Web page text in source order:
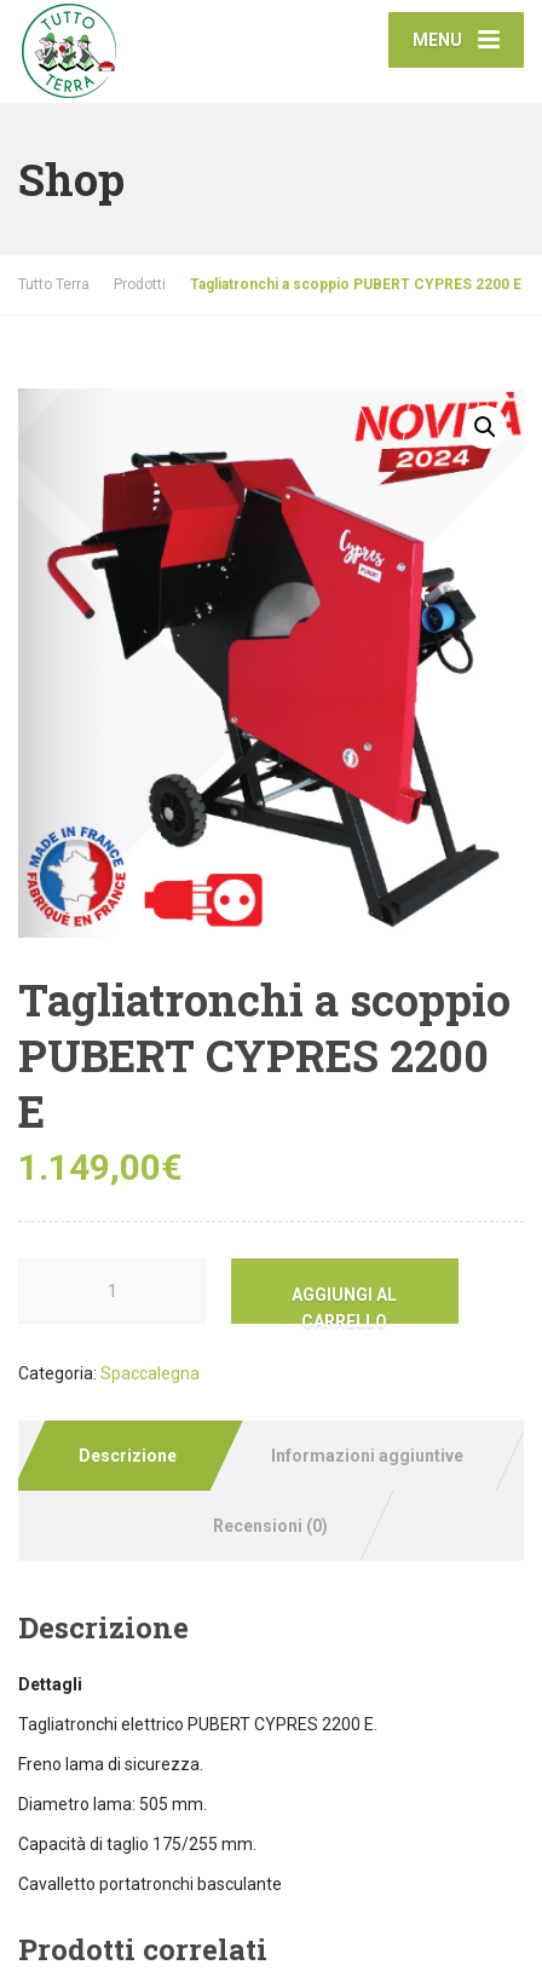
MENU
Shop
Tutto Terra Prodotti Tagliatronchi a scoppio PUBERT CYPRES 2200 E
Tagliatronchi a scoppio
PUBERT CYPRES 2200
E
1.149,00€
AGGIUNGI AL
CARRELLO
Categoria: Spaccalegna
Descrizione Informazioni aggiuntive
Recensioni (0)
Descrizione
Dettagli
Tagliatronchi elettrico PUBERT CYPRES 2200 E.
Freno lama di sicurezza.
Diametro lama: 505 mm.
Capacità di taglio 175/255 mm.
Cavalletto portatronchi basculante
Prodotti correlati